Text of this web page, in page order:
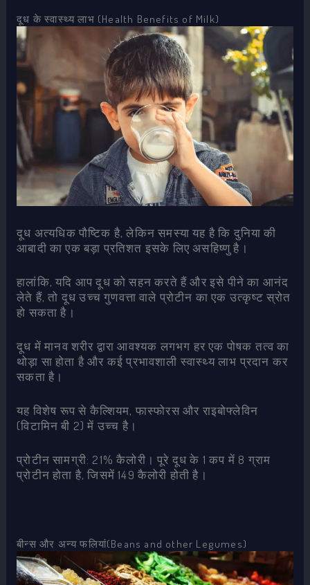
दूध के स्वास्थ्य लाभ (Health Benefits of Milk)
दूध अत्यधिक पौष्टिक है, लेकिन समस्या यह है कि दुनिया की
आबादी का एक बड़ा प्रतिशत इसके लिए असहिष्णु है।
हालांकि, यदि आप दूध को सहन करते हैं और इसे पीने का आनंद
लेते हैं, तो दूध उच्च गुणवत्ता वाले प्रोटीन का एक उत्कृष्ट स्रोत
हो सकता है।
दूध में मानव शरीर द्वारा आवश्यक लगभग हर एक पोषक तत्व का
थोड़ा सा होता है और कई प्रभावशाली स्वास्थ्य लाभ प्रदान कर
सकता है।
यह विशेष रूप से कैल्शियम, फास्फोरस और राइबोफ्लेविन
(विटामिन बी 2) में उच्च है।
प्रोटीन सामग्री: 21% कैलोरी। पूरे दूध के 1 कप में 8 ग्राम
प्रोटीन होता है, जिसमें 149 कैलोरी होती है।
बीन्स और अन्य फलियां(Beans and other Legumes)